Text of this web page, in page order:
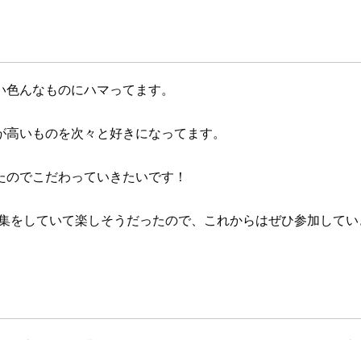
んなものにハマってます。
いものを次々と好きになってます。
でこだわっていきたいです！
していて楽しそうだったので、これからはぜひ参加してい